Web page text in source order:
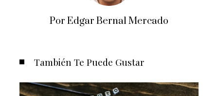
Por Edgar Bernal Mercado
También Te Puede Gustar